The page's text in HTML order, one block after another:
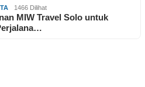
1466 Dilihat
MIW Travel Solo untuk